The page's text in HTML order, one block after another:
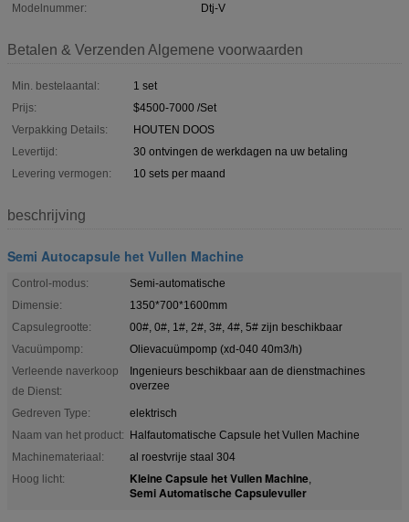
Modelnummer:
Dtj-V
Betalen & Verzenden Algemene voorwaarden
Min. bestelaantal:
1 set
Prijs:
$4500-7000 /Set
Verpakking Details:
HOUTEN DOOS
Levertijd:
30 ontvingen de werkdagen na uw betaling
Levering vermogen:
10 sets per maand
beschrijving
Semi Autocapsule het Vullen Machine
Control-modus:
Semi-automatische
Dimensie:
1350*700*1600mm
Capsulegrootte:
00#, 0#, 1#, 2#, 3#, 4#, 5# zijn beschikbaar
Vacuümpomp:
Olievacuümpomp (xd-040 40m3/h)
Verleende naverkoop
de Dienst:
Ingenieurs beschikbaar aan de dienstmachines
overzee
Gedreven Type:
elektrisch
Naam van het product: Halfautomatische Capsule het Vullen Machine
Machinemateriaal:
al roestvrije staal 304
Hoog licht:
Kleine Capsule het Vullen Machine,
Semi Automatische Capsulevuller